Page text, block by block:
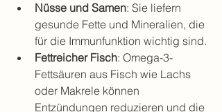
Nüsse und Samen: Sie liefern
gesunde Fette und Mineralien, die
für die Immunfunktion wichtig sind.
Fettreicher Fisch: Omega-3-
Fettsäuren aus Fisch wie Lachs
oder Makrele können
Entzündungen reduzieren und die